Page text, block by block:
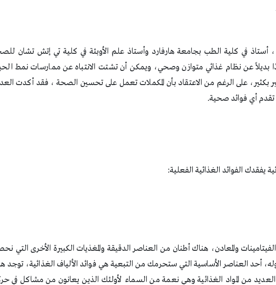
أستاذ في كلية الطب بجامعة هارفارد وأستاذ علم الأوبئة في كلية تي إتش تشان
بديلاً عن نظام غذائي متوازن وصحي، ويمكن أن تشتت الانتباه عن ممارسات نمط
بكثير، على الرغم من الاعتقاد بأن المكملات تعمل على تحسين الصحة ، فقد أكدت
تقدم أي فوائد صحية.
يفقدك الفوائد الغذائية الفعلية:
والمعادن، هناك أطنان من العناصر الدقيقة والمغذيات الكبيرة الأخرى التي
أحد العناصر الأساسية التي ستحرمك من التبعية هي فوائد الألياف الغذائية، توجد
العديد من المواد الغذائية وهي نعمة من السماء لأولئك الذين يعانون من مشاكل في